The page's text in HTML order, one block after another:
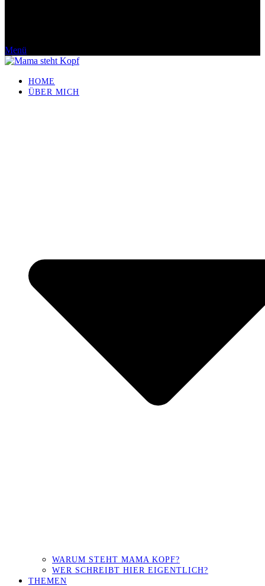
Menü
HOME
ÜBER MICH
WARUM STEHT MAMA KOPF?
WER SCHREIBT HIER EIGENTLICH?
THEMEN